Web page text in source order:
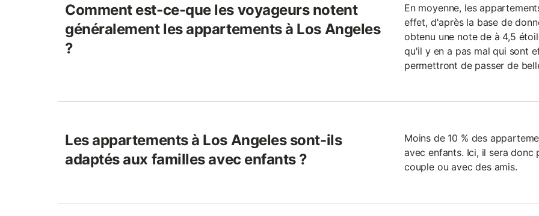
Comment est-ce-que les voyageurs notent
généralement les appartements à Los Angeles
?
En moyenne, les
effet, d'après la base de
obtenu une note de à 4,5
qu'il y en a pas mal qui sont
permettront de passer de
Les appartements à Los Angeles sont-ils
adaptés aux familles avec enfants ?
Moins de 10 % des
avec enfants. Ici, il sera donc
couple ou avec des amis.